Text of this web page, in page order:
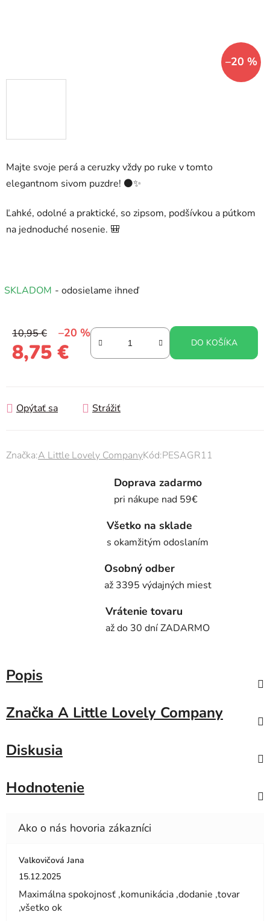
Majte svoje perá a ceruzky vždy po ruke v tomto
elegantnom sivom puzdre! ⚫✨
Ľahké, odolné a praktické, so zipsom, podšívkou a pútkom
na jednoduché nosenie. 🎒
SKLADOM - odosielame ihneď
10,95 € –20 %
8,75 € DO KOŠÍKA
Opýtať sa Strážiť
Značka:A Little Lovely CompanyKód:PESAGR11
–20 %
Doprava zadarmo
pri nákupe nad 59€
Všetko na sklade
s okamžitým odoslaním
Osobný odber
až 3395 výdajných miest
Vrátenie tovaru
až do 30 dní ZADARMO
Popis
Značka A Little Lovely Company
Diskusia
Hodnotenie
Valkovičová Jana
Hodnotenie obchodu je 5 z 5 hviezdičiek.
15.12.2025
Maximálna spokojnosť ,komunikácia ,dodanie ,tovar
,všetko ok